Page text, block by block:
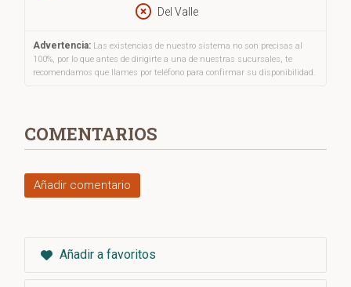
Del Valle
Advertencia: Las existencias de nuestro sistema no son precisas al
100%, por lo que antes de dirigirte a una de nuestras sucursales, te
recomendamos que llames por teléfono para confirmar su disponibilidad.
COMENTARIOS
Añadir comentario
Añadir a favoritos